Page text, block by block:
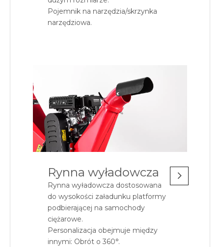
Pojemnik na narzędzia/skrzynka
narzędziowa.
Rynna wyładowcza
Rynna wyładowcza dostosowana
do wysokości załadunku platformy
podbierającej na samochody
ciężarowe.
Personalizacja obejmuje między
innymi: Obrót o 360°.